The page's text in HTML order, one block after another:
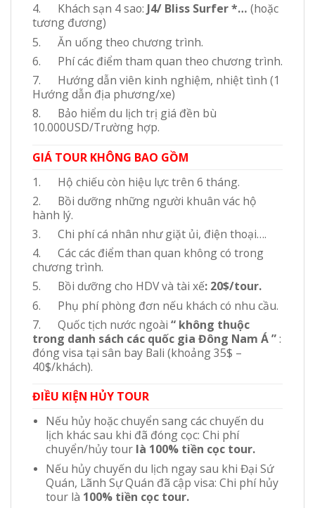
4. Khách sạn 4 sao: J4/ Bliss Surfer*… (hoặc
tương đương)
5. Ăn uống theo chương trình.
6. Phí các điểm tham quan theo chương trình.
7. Hướng dẫn viên kinh nghiệm, nhiệt tình (1
Hướng dẫn địa phương/xe)
8. Bảo hiểm du lịch trị giá đền bù
10.000USD/Trường hợp.
GIÁ TOUR KHÔNG BAO GỒM
1. Hộ chiếu còn hiệu lực trên 6 tháng.
2. Bồi dưỡng những người khuân vác hộ
hành lý.
3. Chi phí cá nhân như giặt ủi, điện thoại….
4. Các các điểm than quan không có trong
chương trình.
5. Bồi dưỡng cho HDV và tài xế: 20$/tour.
6. Phụ phí phòng đơn nếu khách có nhu cầu.
7. Quốc tịch nước ngoài “ không thuộc
trong danh sách các quốc gia Đông Nam Á ”:
đóng visa tại sân bay Bali (khoảng 35$ –
40$/khách).
ĐIỀU KIỆN HỦY TOUR
Nếu hủy hoặc chuyển sang các chuyến du
lịch khác sau khi đã đóng cọc: Chi phí
chuyển/hủy tour là 100% tiền cọc tour.
Nếu hủy chuyến du lịch ngay sau khi Đại Sứ
Quán, Lãnh Sự Quán đã cập visa: Chi phí hủy
tour là 100% tiền cọc tour.